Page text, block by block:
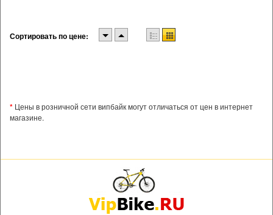
Сортировать по цене:
* Цены в розничной сети випбайк могут отличаться от цен в интернет
магазине.